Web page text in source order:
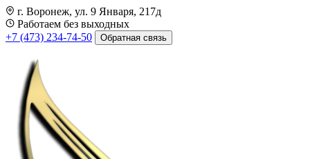
г. Воронеж, ул. 9 Января, 217д
Работаем без выходных
+7 (473) 234-74-50
Обратная связь